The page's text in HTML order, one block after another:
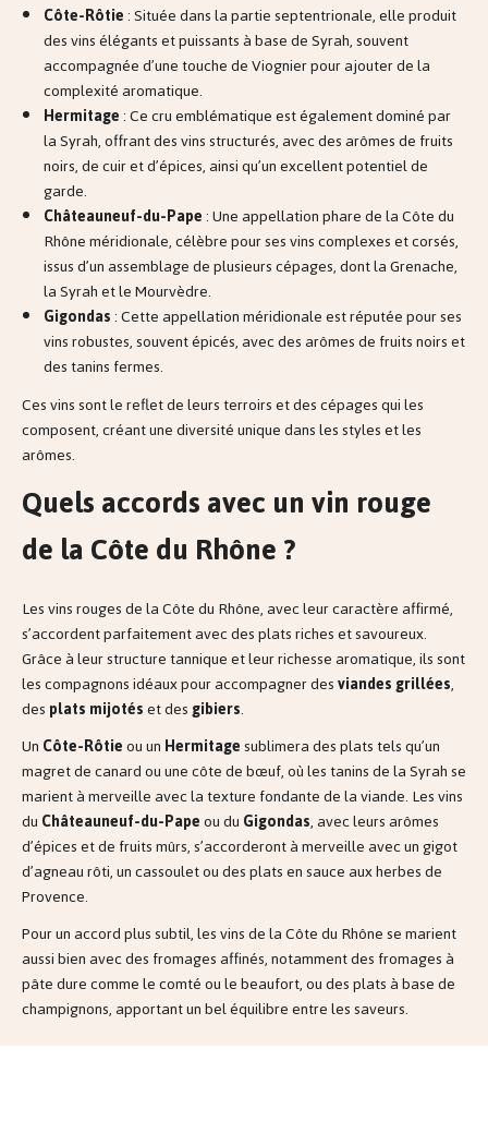
Côte-Rôtie: Située dans la partie septentrionale, elle produit
des vins élégants et puissants à base de Syrah, souvent
accompagnée d’une touche de Viognier pour ajouter de la
complexité aromatique.
Hermitage: Ce cru emblématique est également dominé par
la Syrah, offrant des vins structurés, avec des arômes de fruits
noirs, de cuir et d’épices, ainsi qu’un excellent potentiel de
garde.
Châteauneuf-du-Pape: Une appellation phare de la Côte du
Rhône méridionale, célèbre pour ses vins complexes et corsés,
issus d’un assemblage de plusieurs cépages, dont la Grenache,
la Syrah et le Mourvèdre.
Gigondas: Cette appellation méridionale est réputée pour ses
vins robustes, souvent épicés, avec des arômes de fruits noirs et
des tanins fermes.
Ces vins sont le reflet de leurs terroirs et des cépages qui les
composent, créant une diversité unique dans les styles et les
arômes.
Quels accords avec un vin rouge
de la Côte du Rhône ?
Les vins rouges de la Côte du Rhône, avec leur caractère affirmé,
s’accordent parfaitement avec des plats riches et savoureux.
Grâce à leur structure tannique et leur richesse aromatique, ils sont
les compagnons idéaux pour accompagner desviandes grillées,
desplats mijotéset desgibiers.
UnCôte-Rôtieou unHermitagesublimera des plats tels qu’un
magret de canard ou une côte de bœuf, où les tanins de la Syrah se
marient à merveille avec la texture fondante de la viande. Les vins
duChâteauneuf-du-Papeou duGigondas, avec leurs arômes
d’épices et de fruits mûrs, s’accorderont à merveille avec un gigot
d’agneau rôti, un cassoulet ou des plats en sauce aux herbes de
Provence.
Pour un accord plus subtil, les vins de la Côte du Rhône se marient
aussi bien avec des fromages affinés, notamment des fromages à
pâte dure comme le comté ou le beaufort, ou des plats à base de
champignons, apportant un bel équilibre entre les saveurs.